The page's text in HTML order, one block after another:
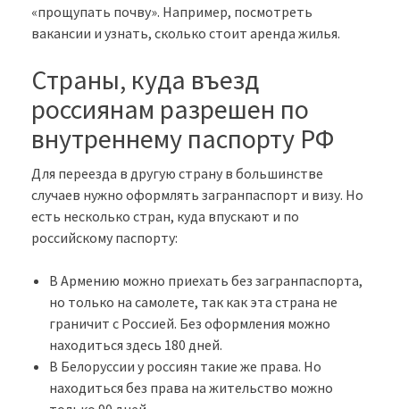
«прощупать почву». Например, посмотреть
вакансии и узнать, сколько стоит аренда жилья.
Страны, куда въезд
россиянам разрешен по
внутреннему паспорту РФ
Для переезда в другую страну в большинстве
случаев нужно оформлять загранпаспорт и визу. Но
есть несколько стран, куда впускают и по
российскому паспорту:
В Армению можно приехать без загранпаспорта,
но только на самолете, так как эта страна не
граничит с Россией. Без оформления можно
находиться здесь 180 дней.
В Белоруссии у россиян такие же права. Но
находиться без права на жительство можно